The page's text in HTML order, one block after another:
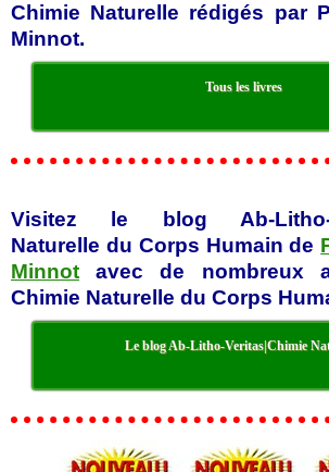
Chimie Naturelle rédigés par
Minnot.
Tous les livres
Visitez le blog Ab-Litho-
Naturelle du Corps Humain de
Minnot avec de nombreux
Chimie Naturelle du Corps
Le blog Ab-Litho-Veritas|Chimie